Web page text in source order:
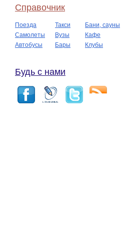
Справочник
Поезда Такси
Бани, сауны
Самолеты
Вузы
Кафе
Автобусы
Бары Клубы
Будь с нами